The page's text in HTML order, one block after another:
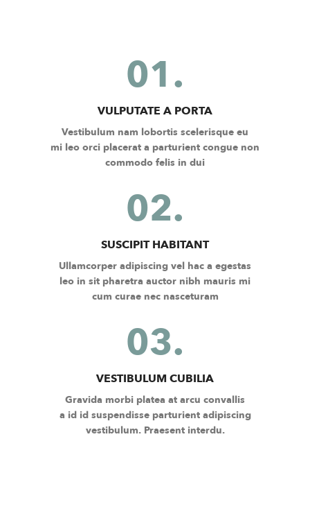
01.
VULPUTATE A PORTA
Vestibulum nam lobortis scelerisque eu
mi leo orci placerat a parturient congue non
commodo felis in dui
02.
SUSCIPIT HABITANT
Ullamcorper adipiscing vel hac a egestas
leo in sit pharetra auctor nibh mauris mi
cum curae nec nasceturam
03.
VESTIBULUM CUBILIA
Gravida morbi platea at arcu convallis
a id id suspendisse parturient adipiscing
vestibulum. Praesent interdu.